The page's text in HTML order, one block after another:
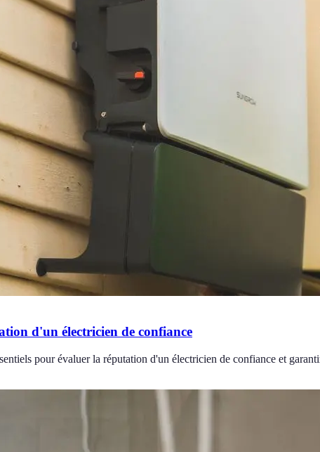
d'un électricien de confiance
pour évaluer la réputation d'un électricien de confiance et